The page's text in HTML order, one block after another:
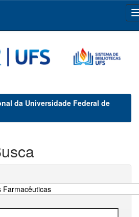
da Universidade Federal de